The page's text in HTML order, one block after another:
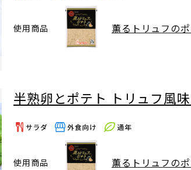
使用商品 薫るトリュフの
半熟卵とポテト トリュフ風
使用商品 薫るトリュフの